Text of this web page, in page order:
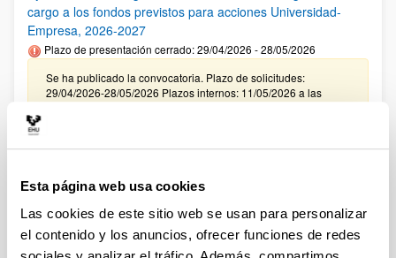
Esta página web usa cookies
Las cookies de este sitio web se usan para personalizar
el contenido y los anuncios, ofrecer funciones de redes
cargo a los fondos previstos para acciones Universidad-
Empresa, 2026-2027
Plazo de presentación cerrado: 29/04/2026 - 28/05/2026
Se ha publicado la convocatoria. Plazo de solicitudes:
29/04/2026-28/05/2026 Plazos internos: 11/05/2026 a las
CONVOCATORIA INCENTIVACIÓN PARA LA
"PROGRAMA ATRAE 2026"
Plazo de presentación cerrado: 23/04/2026 - 04/06/2026
Envío de la Expresión de Interés. Plazo interno 25 de mayo de
2026. Envío resto de documentación necesaria. Plazo interno